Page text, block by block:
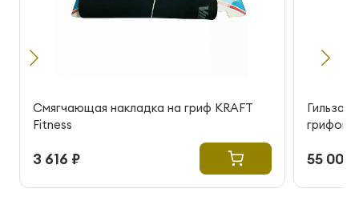
Смягчающая накладка на гриф KRAFT
Fitness
3 616 ₽
Гильза
грифов
55 000